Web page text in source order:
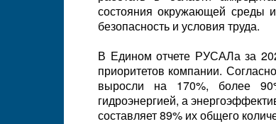
состояния окружающей среды
безопасность и условия труда.
В Едином отчете РУСАЛа за
приоритетов компании.
выросли на 170%, более
гидроэнергией, а
составляет 89% их общего